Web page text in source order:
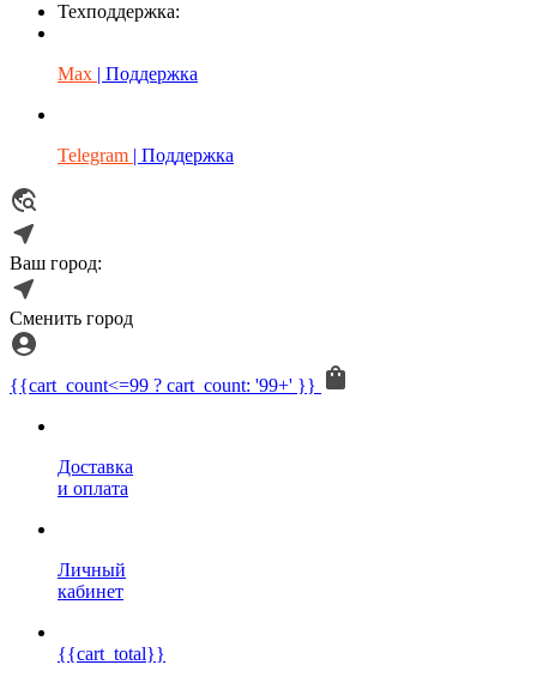
Техподдержка:
Max | Поддержка
Telegram | Поддержка
Ваш город:
Сменить город
{{cart_count<=99 ? cart_count: '99+' }}
Доставка
и оплата
Личный
кабинет
{{cart_total}}